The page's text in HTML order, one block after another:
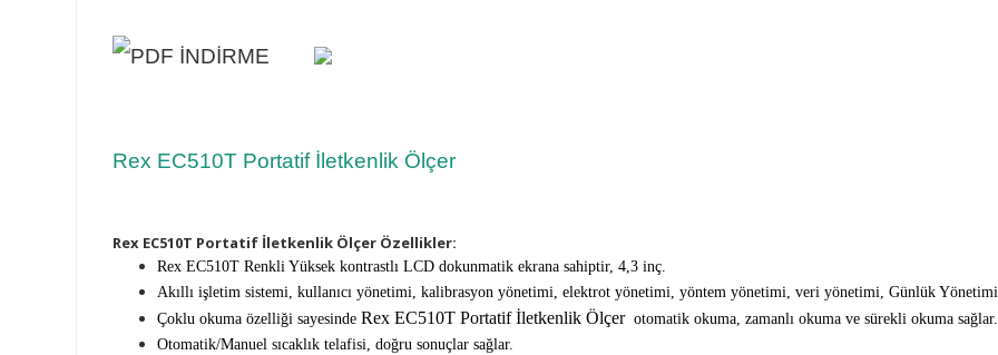
Rex EC510T Portatif İletkenlik Ölçer
Rex EC510T Portatif İletkenlik Ölçer Özellikler:
Rex EC510T Renkli Yüksek kontrastlı LCD dokunmatik ekrana sahiptir, 4,3 inç.
Akıllı işletim sistemi, kullanıcı yönetimi, kalibrasyon yönetimi, elektrot yönetimi, yöntem yönetimi, veri yönetimi, Günlük
Çoklu okuma özelliği sayesinde Rex EC510T Portatif İletkenlik Ölçerotomatik okuma, zamanlı okuma ve sürekli okuma sağlar.
Otomatik/Manuel sıcaklık telafisi, doğru sonuçlar sağlar.